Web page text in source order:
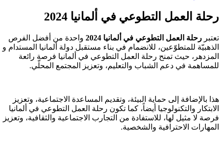
رحلة العمل التطوعي في ألمانيا 2024
تعتبر رحلة العمل التطوعي في ألمانيا 2024
واحدة من أفضل الفرص
الذهبيّة للمتطوّعين، للانضمام في بناء مستقبل دولة ألمانيا المستدام و
المزدهر، حيث تمنح رحلة العمل التطوعي في ألمانيا فرصة رائعة
للمساهمة في دعم الشباب والتعليم، وتعزيز المجتمع المحلّي.
هذا بالإضافة إلى حماية البيئة، وتقديم المساعدة الاجتماعية، وتعزيز
الابتكار والتكنولوجيا أيضاً، كما تكون رحلة العمل التطوعي في ألمانيا
فرصة لا مثيل لها، للاستفادة من التجارب الاجتماعية والثقافية، وتعزيز
المهارات الاحترافية والشخصية.